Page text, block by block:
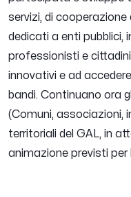
servizi, di
dedicati a enti pubblici,
professionisti e
innovativi e ad
bandi. Continuano ora
(Comuni, associazioni,
territoriali del GAL, in
animazione previsti per